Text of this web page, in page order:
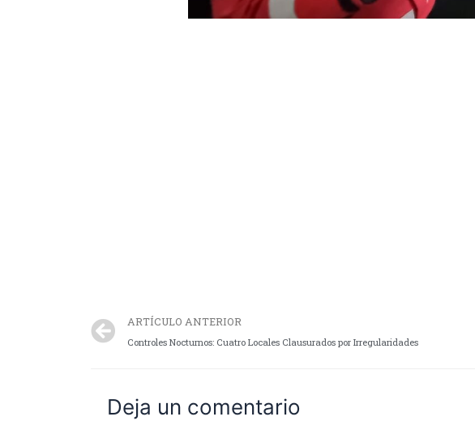
ARTÍCULO ANTERIOR
Controles Nocturnos: Cuatro Locales Clausurados por Irregularidades
Deja un comentario